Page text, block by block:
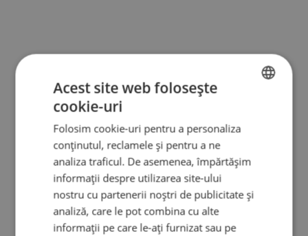
ENGLISH
FRENCH
POLISH
Acest site web folosește
cookie-uri
Folosim cookie-uri pentru a personaliza
conținutul, reclamele și pentru a ne
analiza traficul. De asemenea, împărtășim
informații despre utilizarea site-ului
nostru cu partenerii noștri de publicitate și
analiză, care le pot combina cu alte
informații pe care le-ați furnizat sau pe